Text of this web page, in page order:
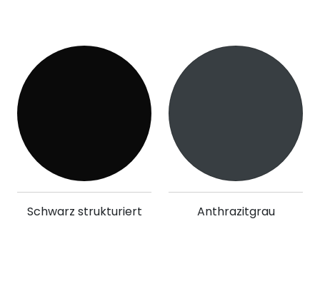
Schwarz strukturiert Anthrazitgrau